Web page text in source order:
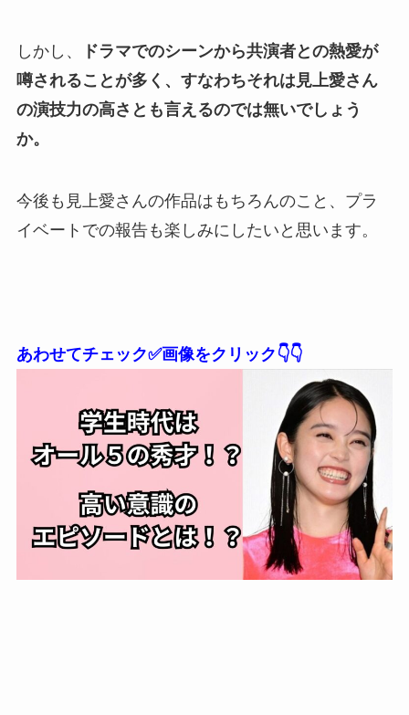
しかし、
ドラマでのシーンから共演者との熱愛が
噂されることが多く、すなわちそれは見上愛さん
の演技力の高さとも言えるのでは無いでしょう
か。
今後も見上愛さんの作品はもちろんのこと、プラ
イベートでの報告も楽しみにしたいと思います。
あわせてチェック✅画像をクリック👇👇